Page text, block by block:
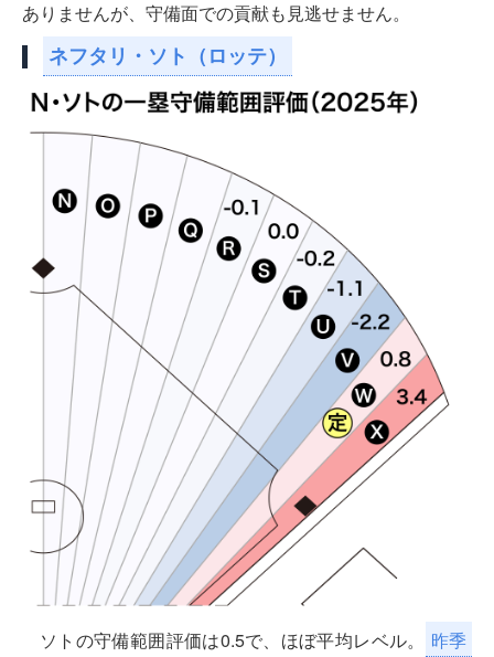
ありませんが、守備面での貢献も見逃せません。
ネフタリ・ソト（ロッテ）
ソトの守備範囲評価は0.5で、ほぼ平均レベル。
昨季